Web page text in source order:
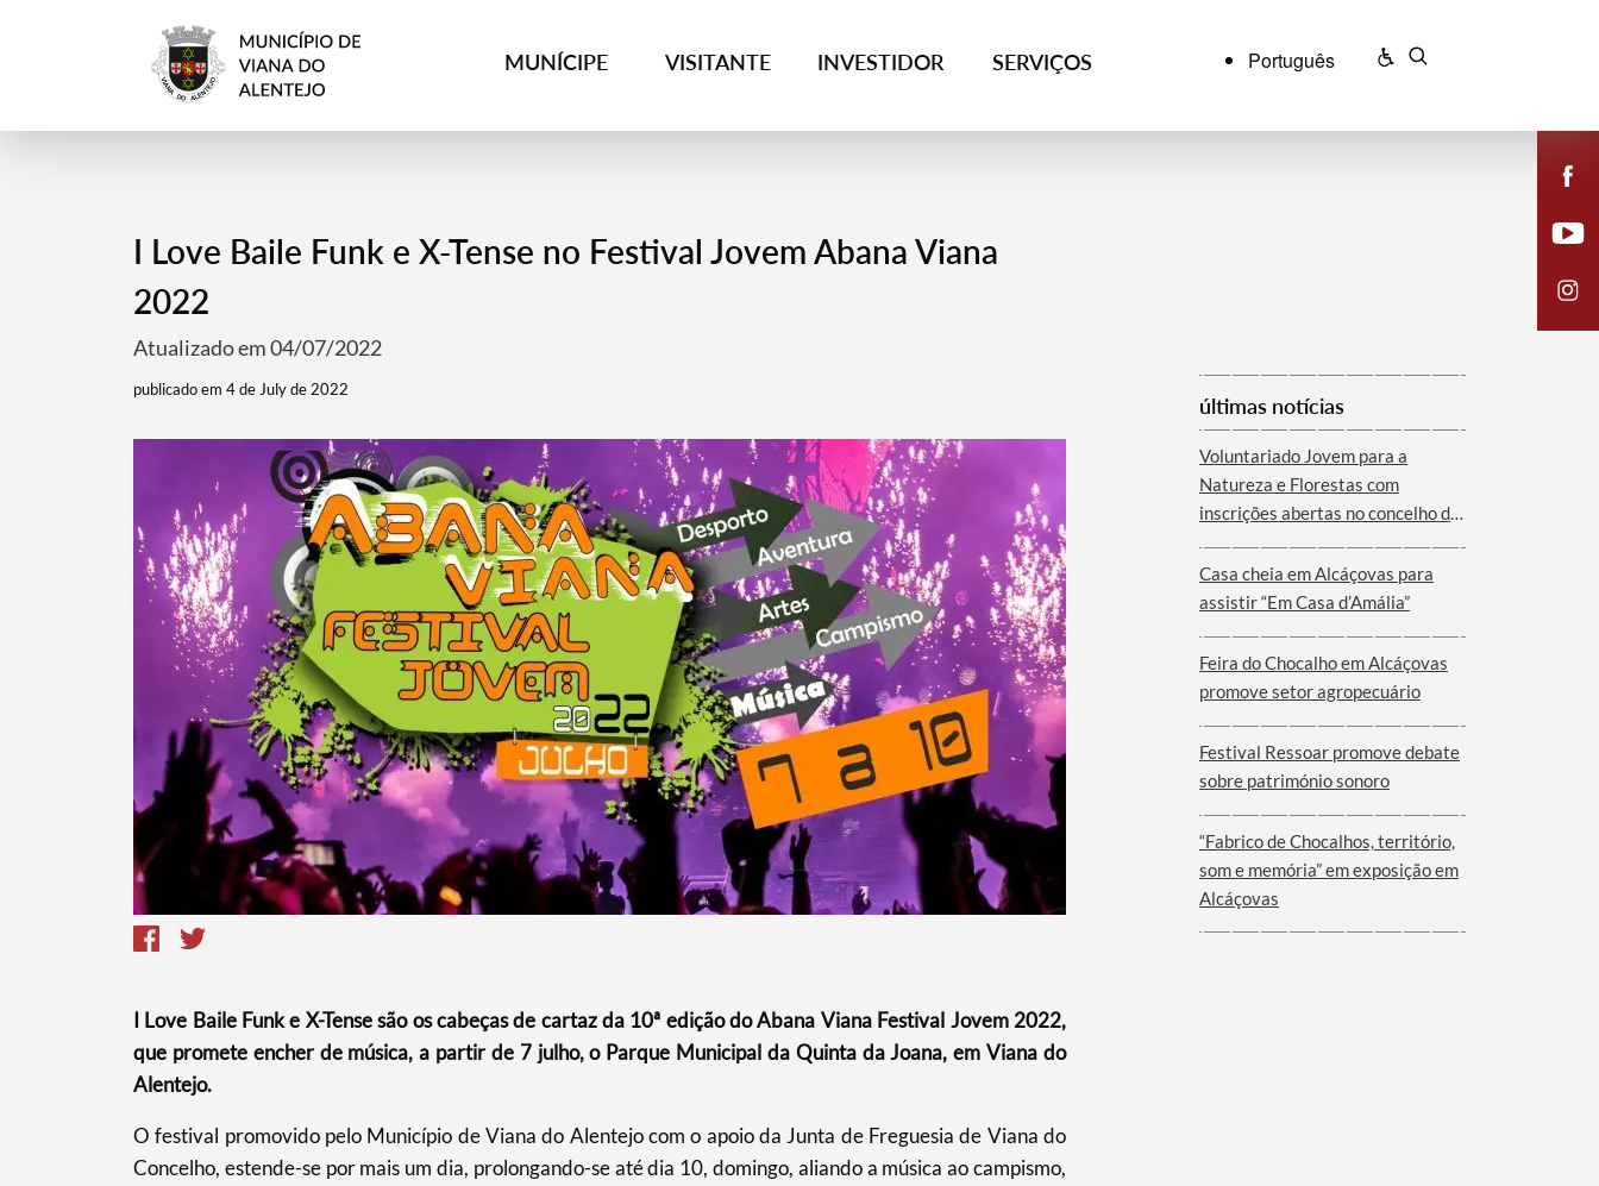
MUNÍCIPE VISITANTE INVESTIDOR SERVIÇOS Português
I Love Baile Funk e X-Tense no Festival Jovem Abana Viana
2022
Atualizado em 04/07/2022
publicado em 4 de July de 2022
I Love Baile Funk e X-Tense são os cabeças de cartaz da 10ª edição do Abana Viana Festival Jovem 2022,
que promete encher de música, a partir de 7 julho, o Parque Municipal da Quinta da Joana, em Viana do
Alentejo.
O festival promovido pelo Município de Viana do Alentejo com o apoio da Junta de Freguesia de Viana do
Concelho, estende-se por mais um dia, prolongando-se até dia 10, domingo, aliando a música ao campismo,
últimas notícias
Voluntariado Jovem para a
Natureza e Florestas com
inscrições abertas no concelho de
Casa cheia em Alcáçovas para
assistir “Em Casa d’Amália”
Feira do Chocalho em Alcáçovas
promove setor agropecuário
Festival Ressoar promove debate
sobre património sonoro
“Fabrico de Chocalhos, território,
som e memória” em exposição em
Alcáçovas